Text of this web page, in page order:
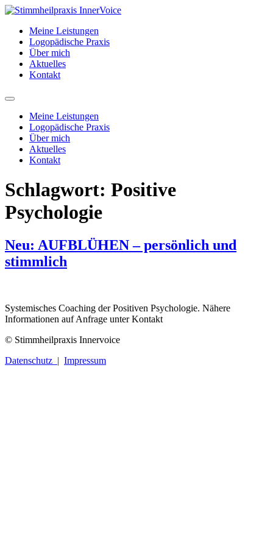
Zum
springenMeine Leistungen
Logopädische Praxis
Über mich
Aktuelles
Kontakt
Meine Leistungen
Logopädische Praxis
Über mich
Aktuelles
Kontakt
Schlagwort: Positive
Psychologie
Neu: AUFBLÜHEN – persönlich und
stimmlich
Systemisches Coaching der Positiven Psychologie. Nähere
Informationen auf Anfrage unter Kontakt
© Stimmheilpraxis Innervoice
Datenschutz | Impressum